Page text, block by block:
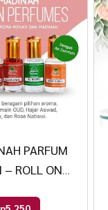
PARFUM
ROLL ON